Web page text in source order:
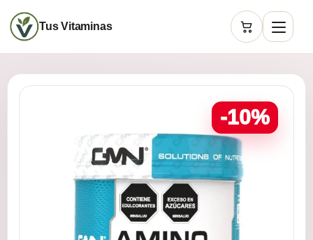
Tus Vitaminas
Carrito
-10%